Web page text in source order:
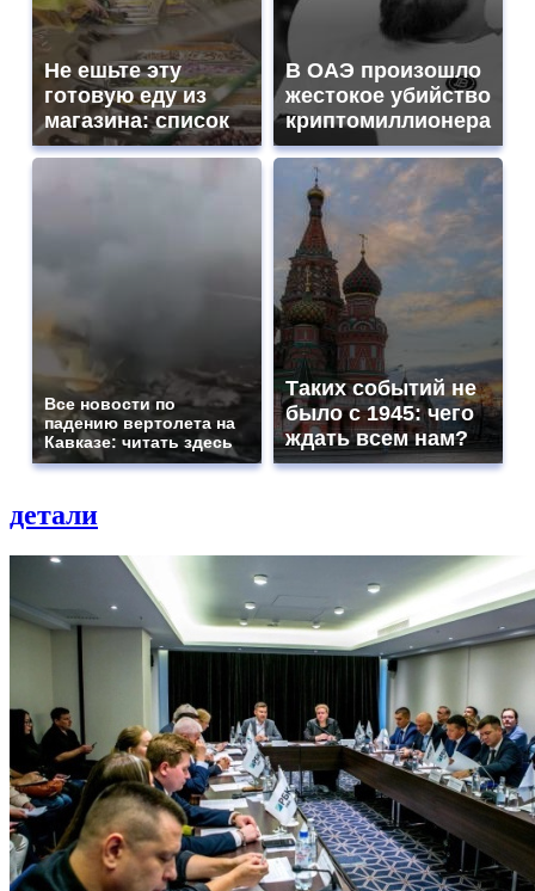
Не ешьте эту
готовую еду из
магазина: список
В ОАЭ произошло
жестокое убийство
криптомиллионера
Все новости по
падению вертолета на
Кавказе: читать здесь
Таких событий не
было с 1945: чего
ждать всем нам?
детали